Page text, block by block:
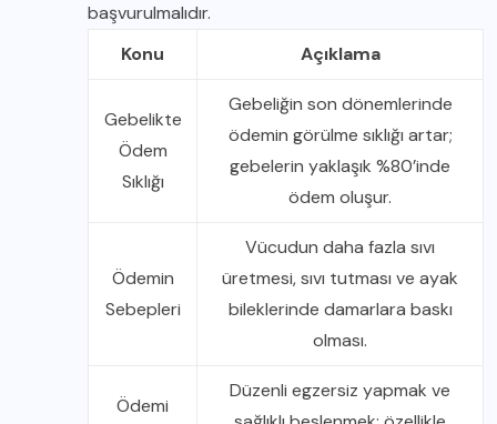
başvurulmalıdır.
Konu
Açıklama
Gebelikte
Ödem
Sıklığı
Gebeliğin son dönemlerinde
ödemin görülme sıklığı artar;
gebelerin yaklaşık %80’inde
ödem oluşur.
Ödemin
Sebepleri
Vücudun daha fazla sıvı
üretmesi, sıvı tutması ve ayak
bileklerinde damarlara baskı
olması.
Ödemi
Düzenli egzersiz yapmak ve